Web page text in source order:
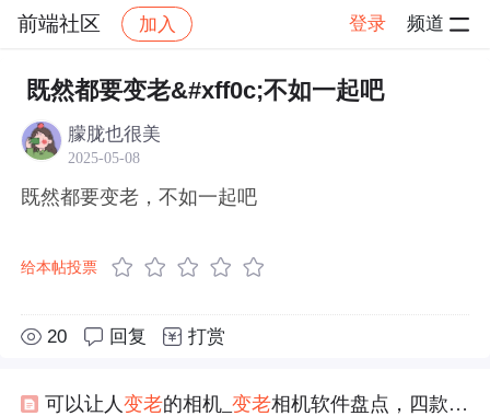
前端社区 加入 登录 频道
社区 前端社区 感慨 帖子详情
既然都要变老&#xff0c;不如一起吧
朦胧也很美
2025-05-08
既然都要变老，不如一起吧
给本帖投票
20 回复 打赏
可以让人变老的相机_变老相机软件盘点，四款可以让人